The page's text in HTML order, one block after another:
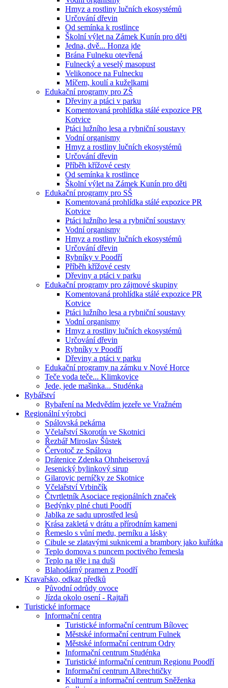
Hmyz a rostliny lučních ekosystémů
Určování dřevin
Od semínka k rostlince
Školní výlet na Zámek Kunín pro děti
Jedna, dvě... Honza jde
Brána Fulneku otevřená
Fulnecký a veselý masopust
Velikonoce na Fulnecku
Míčem, koulí a kuželkami
Edukační programy pro ZŠ
Dřeviny a ptáci v parku
Komentovaná prohlídka stálé expozice PR
Kotvice
Ptáci lužního lesa a rybniční soustavy
Vodní organismy
Hmyz a rostliny lučních ekosystémů
Určování dřevin
Příběh křížové cesty
Od semínka k rostlince
Školní výlet na Zámek Kunín pro děti
Edukační programy pro SŠ
Komentovaná prohlídka stálé expozice PR
Kotvice
Ptáci lužního lesa a rybniční soustavy
Vodní organismy
Hmyz a rostliny lučních ekosystémů
Určování dřevin
Rybníky v Poodří
Příběh křížové cesty
Dřeviny a ptáci v parku
Edukační programy pro zájmové skupiny
Komentovaná prohlídka stálé expozice PR
Kotvice
Ptáci lužního lesa a rybniční soustavy
Vodní organismy
Hmyz a rostliny lučních ekosystémů
Určování dřevin
Rybníky v Poodří
Dřeviny a ptáci v parku
Edukační programy na zámku v Nové Horce
Teče voda teče... Klimkovice
Jede, jede mašinka... Studénka
Rybářství
Rybaření na Medvědím jezeře ve Vražném
Regionální výrobci
Spálovská pekárna
Včelařství Skorotín ve Skotnici
Řezbář Miroslav Šůstek
Červotoč ze Spálova
Drátenice Zdenka Ohnheiserová
Jesenický bylinkový sirup
Gilarovic perníčky ze Skotnice
Včelařství Vrbinčík
Čtvrtletník Asociace regionálních značek
Bedýnky plné chuti Poodří
Jablka ze sadu uprostřed lesů
Krása zakletá v drátu a přírodním kameni
Řemeslo s vůní medu, perníku a lásky
Cibule se zlatavými suknicemi a brambory jako kuřátka
Teplo domova s puncem poctivého řemesla
Teplo na těle i na duši
Blahodárný pramen z Poodří
Kravařsko, odkaz předků
Původní odrůdy ovoce
Jízda okolo osení - Rajtaři
Turistické informace
Informační centra
Turistické informační centrum Bílovec
Městské informační centrum Fulnek
Městské informační centrum Odry
Informační centrum Studénka
Turistické informační centrum Regionu Poodří
Informační centrum Albrechtičky
Kulturní a informační centrum Sněženka